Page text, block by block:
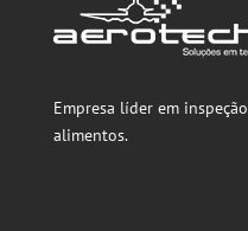
Empresa líder em
alimentos.